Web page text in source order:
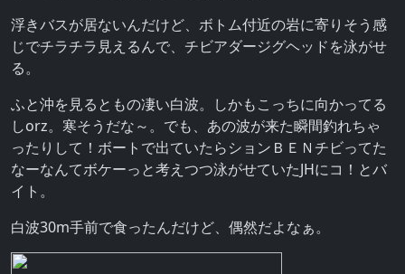
浮きバスが居ないんだけど、ボトム付近の岩に寄りそう感
じでチラチラ見えるんで、チビアダージグヘッドを泳がせ
る。
ふと沖を見るともの凄い白波。しかもこっちに向かってる
しorz。寒そうだな～。でも、あの波が来た瞬間釣れちゃ
ったりして！ボートで出ていたらションＢＥＮチビってた
なーなんてボケーっと考えつつ泳がせていたJHにコ！とバ
イト。
白波30m手前で食ったんだけど、偶然だよなぁ。